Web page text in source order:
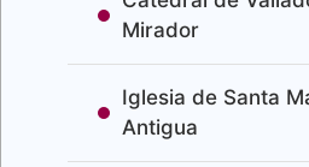
Mirador
Iglesia de Santa
Antigua